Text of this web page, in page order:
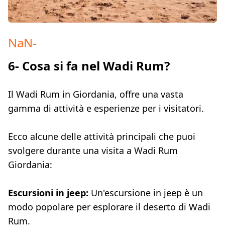
NaN-
6- Cosa si fa nel Wadi Rum?
Il Wadi Rum in Giordania, offre una vasta
gamma di attività e esperienze per i visitatori.
Ecco alcune delle attività principali che puoi
svolgere durante una visita a Wadi Rum
Giordania:
Escursioni in jeep: Un'escursione in jeep è un
modo popolare per esplorare il deserto di Wadi
Rum.